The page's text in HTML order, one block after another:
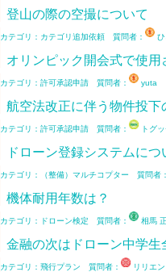
登山の際の空撮について
カテゴリ：カテゴリ追加依頼 質問者： ひ
オリンピック開会式で使
カテゴリ：許可承認申請 質問者： yuta
航空法改正に伴う物件投下
カテゴリ：許可承認申請 質問者： トグ
ドローン登録システムにつ
カテゴリ：（整備）マルチコプター 質問者：
機体耐用年数は？
カテゴリ：ドローン検定 質問者： 相馬
金融の次はドローン中学
カテゴリ：飛行プラン 質問者： リリエ